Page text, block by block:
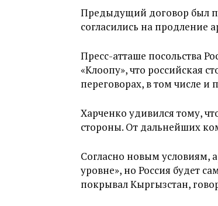
Предыдущий договор был
согласились на продление
Пресс-атташе посольства
«Клоопу», что российская
переговорах, в том числе и
Харченко удивился тому,
стороны. От дальнейших
Согласно новым условиям,
уровне», но Россия будет
покрывал Кыргызстан,